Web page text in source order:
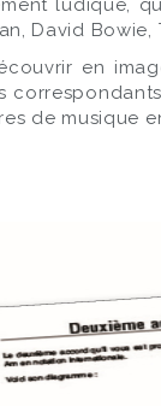
ludique,
David
en
de musique